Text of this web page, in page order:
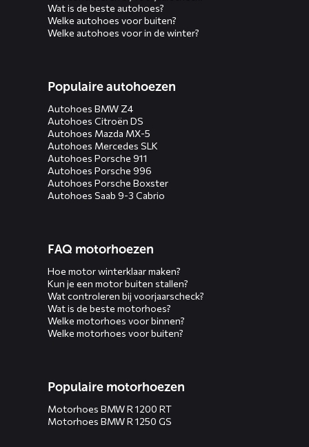
Wat is de beste autohoes?
Welke autohoes voor buiten?
Welke autohoes voor in de winter?
Populaire autohoezen
Autohoes BMW Z4
Autohoes Citroën DS
Autohoes Mazda MX-5
Autohoes Mercedes SLK
Autohoes Porsche 911
Autohoes Porsche 996
Autohoes Porsche Boxster
Autohoes Saab 9-3 Cabrio
FAQ motorhoezen
Hoe motor winterklaar maken?
Kun je een motor buiten stallen?
Wat controleren bij voorjaarscheck?
Wat is de beste motorhoes?
Welke motorhoes voor binnen?
Welke motorhoes voor buiten?
Populaire motorhoezen
Motorhoes BMW R 1200 RT
Motorhoes BMW R 1250 GS